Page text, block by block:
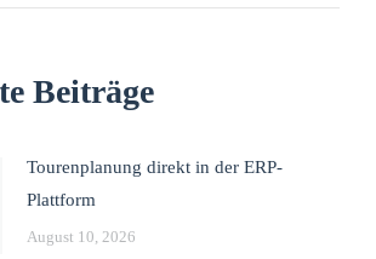
Beiträge
Tourenplanung direkt in der ERP-
Plattform
August 10, 2026